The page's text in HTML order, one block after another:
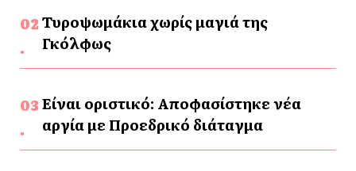
Τυροψωμάκια χωρίς μαγιά της
Γκόλφως
Είναι οριστικό: Αποφασίστηκε νέα
αργία με Προεδρικό διάταγμα